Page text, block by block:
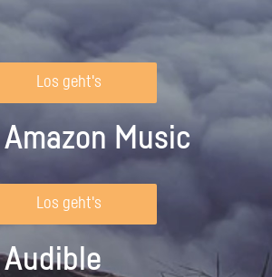
Los geht's
Amazon Music
Los geht's